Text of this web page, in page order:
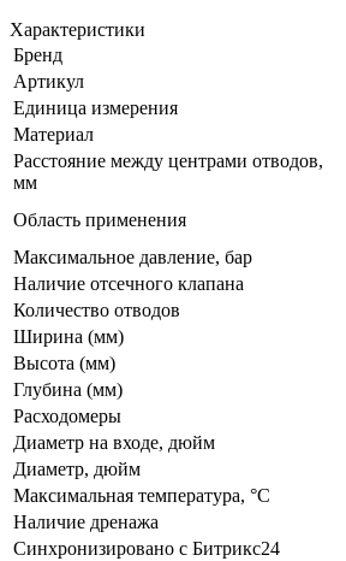
Характеристики
Бренд
Артикул
Единица измерения
Материал
Расстояние между центрами отводов,
мм
Область применения
Максимальное давление, бар
Наличие отсечного клапана
Количество отводов
Ширина (мм)
Высота (мм)
Глубина (мм)
Расходомеры
Диаметр на входе, дюйм
Диаметр, дюйм
Максимальная температура, °С
Наличие дренажа
Синхронизировано с Битрикс24